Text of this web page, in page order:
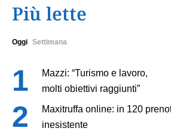
Più lette
Oggi Settimana
Mazzi: “Turismo e lavoro,
molti obiettivi raggiunti”
Maxitruffa online: in 120
inesistente